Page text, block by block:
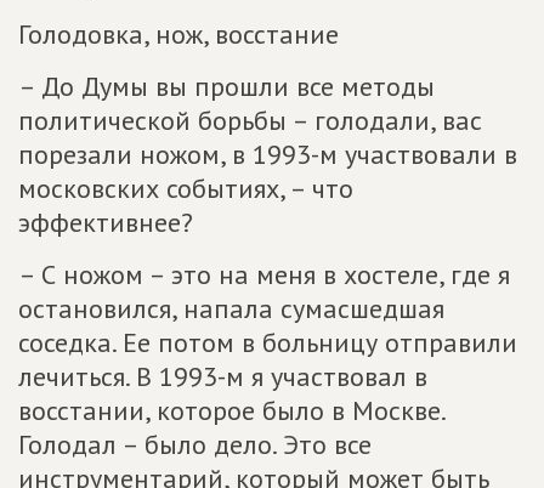
Голодовка, нож, восстание
– До Думы вы прошли все методы
политической борьбы – голодали, вас
порезали ножом, в 1993-м участвовали в
московских событиях, – что
эффективнее?
– С ножом – это на меня в хостеле, где я
остановился, напала сумасшедшая
соседка. Ее потом в больницу отправили
лечиться. В 1993-м я участвовал в
восстании, которое было в Москве.
Голодал – было дело. Это все
инструментарий, который может быть